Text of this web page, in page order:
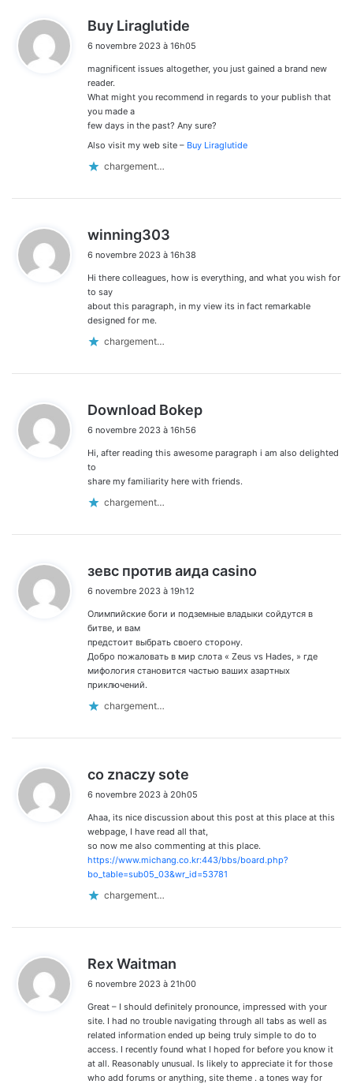
Buy Liraglutide
t
6 novembre 2023 à 16h05
magnificent issues altogether, you just gained a brand new
reader.
What might you recommend in regards to your publish that
you made a
few days in the past? Any sure?
Also visit my web site – Buy Liraglutide
chargement…
winning303
t
6 novembre 2023 à 16h38
Hi there colleagues, how is everything, and what you wish for
to say
about this paragraph, in my view its in fact remarkable
designed for me.
chargement…
Download Bokep
6 novembre 2023 à 16h56
Hi, after reading this awesome paragraph i am also delighted
to
share my familiarity here with friends.
chargement…
зевс против аида casino
6 novembre 2023 à 19h12
Олимпийские боги и подземные владыки сойдутся в
битве, и вам
предстоит выбрать своего сторону.
Добро пожаловать в мир слота « Zeus vs Hades, » где
мифология становится частью ваших азартных
приключений.
chargement…
co znaczy sote
t
:
6 novembre 2023 à 20h05
Ahaa, its nice discussion about this post at this place at this
webpage, I have read all that,
so now me also commenting at this place.
https://www.michang.co.kr:443/bbs/board.php?
bo_table=sub05_03&wr_id=53781
chargement…
Rex Waitman
t
:
6 novembre 2023 à 21h00
Great – I should definitely pronounce, impressed with your
site. I had no trouble navigating through all tabs as well as
related information ended up being truly simple to do to
access. I recently found what I hoped for before you know it
at all. Reasonably unusual. Is likely to appreciate it for those
who add forums or anything, site theme . a tones way for